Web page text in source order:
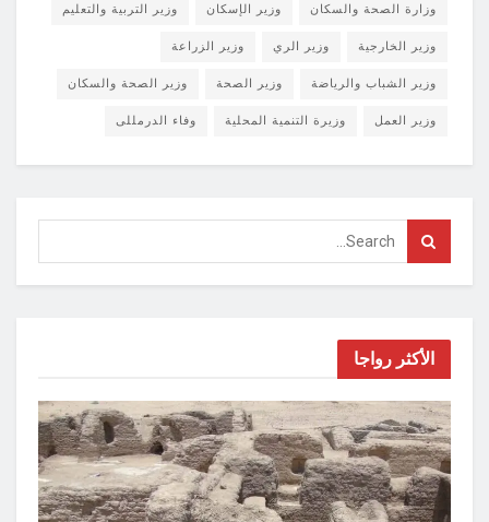
وزارة الصحة والسكان وزير الإسكان وزير التربية والتعليم
وزير الخارجية وزير الري وزير الزراعة
وزير الشباب والرياضة وزير الصحة وزير الصحة والسكان
وزير العمل وزيرة التنمية المحلية وفاء الدرمللى
الأكثر رواجا